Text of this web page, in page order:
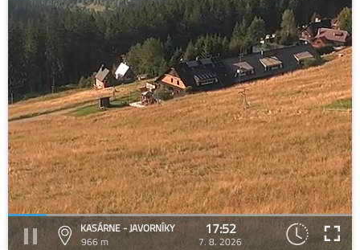
KASÁRNE - JAVORNÍKY
966 m
17:52
7. 8. 2026